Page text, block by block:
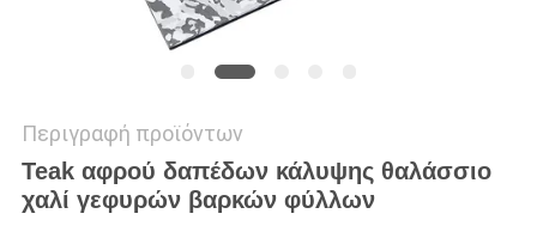
Περιγραφή προϊόντων
Teak αφρού δαπέδων κάλυψης θαλάσσιο
χαλί γεφυρών βαρκών φύλλων